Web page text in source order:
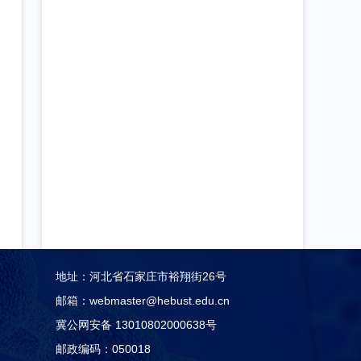
地址：河北省石家庄市裕翔街26号
邮箱：webmaster@hebust.edu.cn
冀公网安备 13010802000638号
邮政编码：050018